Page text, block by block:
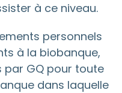
à ce niveau.
personnels
à la biobanque,
GQ pour toute
dans laquelle